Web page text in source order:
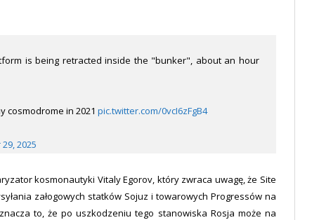
is being retracted inside the "bunker", about an hour
cosmodrome in 2021pic.twitter.com/0vcI6zFgB4
2025
kosmonautyki Vitaly Egorov, który zwraca uwagę, że Site
załogowych statków Sojuz i towarowych Progressów na
to, że po uszkodzeniu tego stanowiska Rosja może na